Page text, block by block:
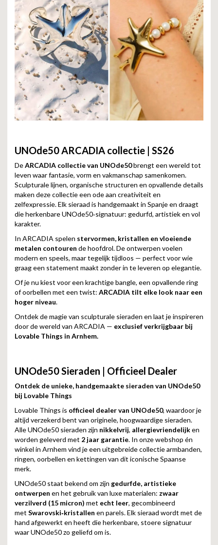
UNOde50 ARCADIA collectie | SS26
DeARCADIA collectie van UNOde50brengt een wereld tot
leven waar fantasie, vorm en vakmanschap samenkomen.
Sculpturale lijnen, organische structuren en opvallende details
maken deze collectie een ode aan creativiteit en
zelfexpressie. Elk sieraad is handgemaakt in Spanje en draagt
die herkenbare UNOde50‑signatuur: gedurfd, artistiek en vol
karakter.
In ARCADIA spelen stervormen, kristallen en vloeiende
metalen contouren de hoofdrol. De ontwerpen voelen
modern en speels, maar tegelijk tijdloos — perfect voor wie
graag een statement maakt zonder in te leveren op elegantie.
Of je nu kiest voor een krachtige bangle, een opvallende ring
of oorbellen met een twist: ARCADIA tilt elke look naar een
hoger niveau.
Ontdek de magie van sculpturale sieraden en laat je inspireren
door de wereld van ARCADIA — exclusief verkrijgbaar bij
Lovable Things in Arnhem.
UNOde50 Sieraden | Officieel Dealer
Ontdek de unieke, handgemaakte sieraden van UNOde50
bij Lovable Things
Lovable Things is officieel dealer van UNOde50, waardoor je
altijd verzekerd bent van originele, hoogwaardige sieraden.
Alle UNOde50 sieraden zijn nikkelvrij, allergievriendelijken
worden geleverd met 2 jaar garantie. In onze webshop én
winkel in Arnhem vind je een uitgebreide collectie armbanden,
ringen, oorbellen en kettingen van dit iconische Spaanse
merk.
UNOde50 staat bekend om zijn gedurfde, artistieke
ontwerpen en het gebruik van luxe materialen: zwaar
verzilverd (15 micron) met echt leer, gecombineerd
met Swarovski‑kristallen en parels. Elk sieraad wordt met de
hand afgewerkt en heeft die herkenbare, stoere signatuur
waar UNOde50 zo geliefd om is.